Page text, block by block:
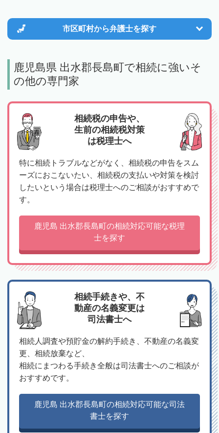
市区町村から弁護士を探す
鹿児島県 出水郡長島町で相続に強いそ
の他の専門家
相続税の申告や、
生前の相続税対策
は税理士へ
特に相続トラブルなどがなく、相続税の申告をスム
ーズにおこないたい、相続税の支払いや対策を検討
したいという場合は税理士へのご相談がおすすめで
す。
鹿児島 出水郡長島町の相続対応可能な税理
士を探す
相続手続きや、不
動産の名義変更は
司法書士へ
相続人調査や預貯金の解約手続き、不動産の名義変
更、相続放棄など、
相続にまつわる手続き全般は司法書士へのご相談が
おすすめです。
鹿児島 出水郡長島町の相続対応可能な司法
書士を探す